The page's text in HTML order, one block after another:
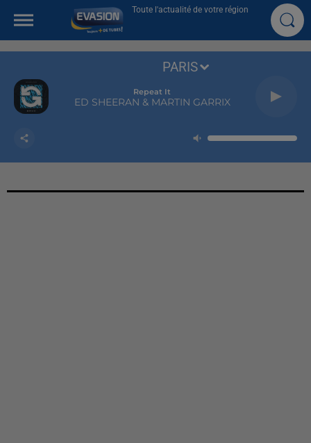
Toute l'actualité de votre région
Repeat It
ED SHEERAN & MARTIN GARRIX
PARIS